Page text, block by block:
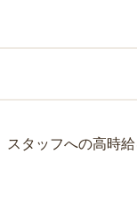
タッフへの高時